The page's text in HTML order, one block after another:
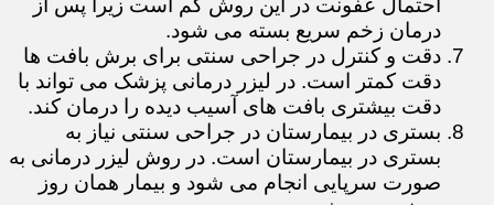
احتمال عفونت در این روش کم است زیرا پس از
درمان زخم سریع بسته می شود.
دقت و کنترل در جراحی سنتی برای برش بافت ها
دقت کمتر است. در لیزر درمانی پزشک می تواند با
دقت بیشتری بافت های آسیب دیده را درمان کند.
بستری در بیمارستان در جراحی سنتی نیاز به
بستری در بیمارستان است. در روش لیزر درمانی به
صورت سرپایی انجام می شود و بیمار همان روز